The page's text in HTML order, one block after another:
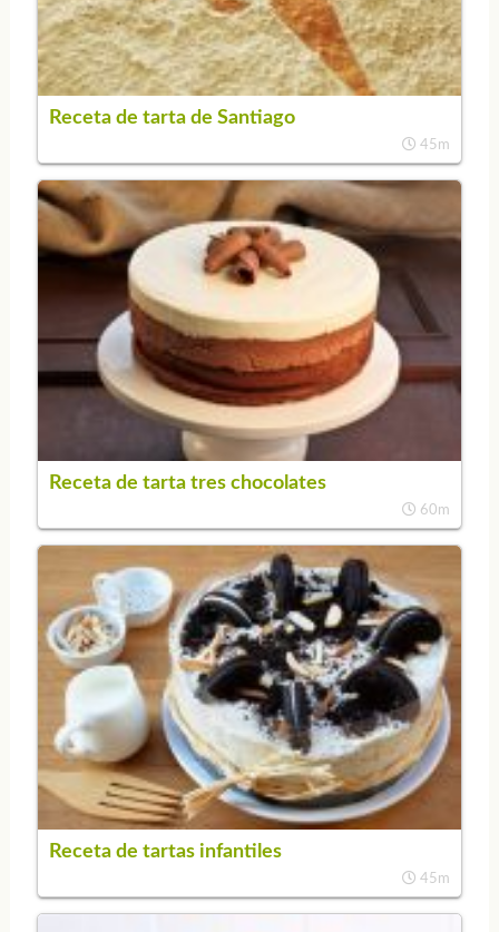
Receta de tarta de Santiago
45m
Receta de tarta tres chocolates
60m
Receta de tartas infantiles
45m